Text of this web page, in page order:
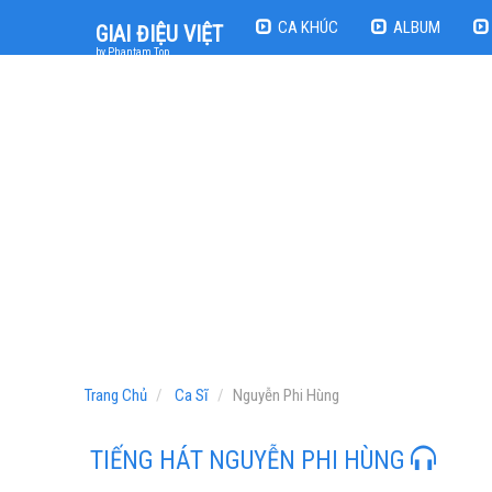
GIAI ĐIỆU VIỆT
by Phantam Top
CA KHÚC ALBUM
Trang Chủ Ca Sĩ Nguyễn Phi Hùng
TIẾNG HÁT NGUYỄN PHI HÙNG